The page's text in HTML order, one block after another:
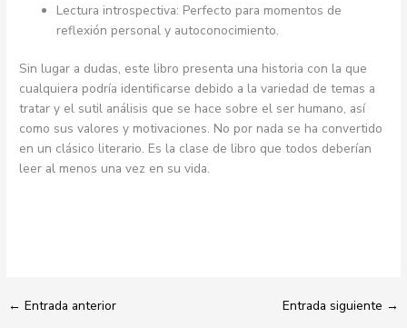
Lectura introspectiva: Perfecto para momentos de
reflexión personal y autoconocimiento.
Sin lugar a dudas, este libro presenta una historia con la que
cualquiera podría identificarse debido a la variedad de temas a
tratar y el sutil análisis que se hace sobre el ser humano, así
como sus valores y motivaciones. No por nada se ha convertido
en un clásico literario. Es la clase de libro que todos deberían
leer al menos una vez en su vida.
← Entrada anterior Entrada siguiente →